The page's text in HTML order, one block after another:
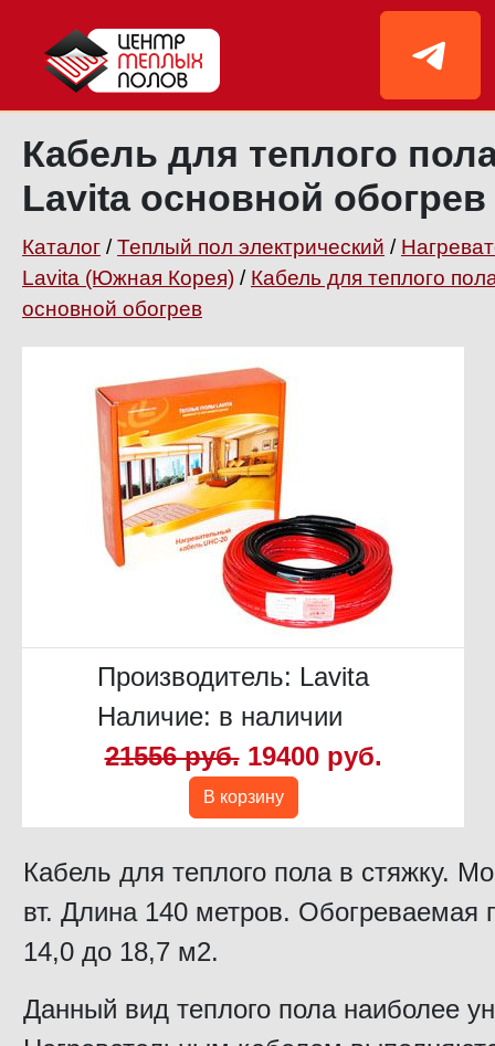
Кабель для теплого
Lavita основной обогрев
Каталог /Теплый пол электрический /
Lavita (Южная Корея) / Кабель для теплого
основной обогрев
Производитель: Lavita
Наличие: в наличии
21556 руб. 19400 руб.
В корзину
Кабель для теплого пола в стяжку.
вт. Длина 140 метров. Обогреваемая
14,0 до 18,7 м2.
Данный вид теплого пола наиболее